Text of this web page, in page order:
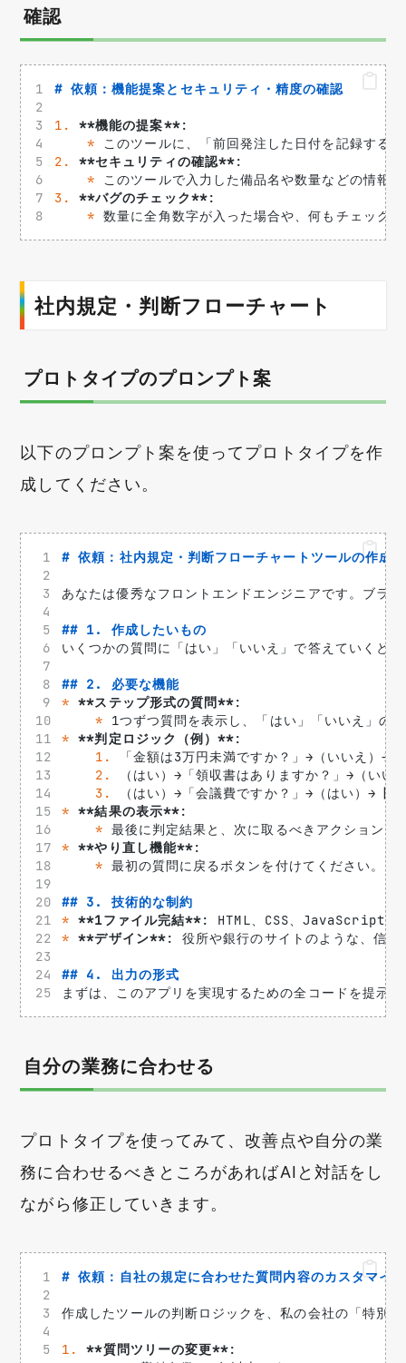
確認
# 依頼：機能提案とセキュリティ・精度の確認
1. **機能の提案**:
* このツールに、「前回発注した日付を記録する
2.
**セキュリティの確認**:
* このツールで入力した備品名や数量などの情報
3.
**バグのチェック**:
* 数量に全角数字が入った場合や、何もチェック
社内規定・判断フローチャート
プロトタイプのプロンプト案
以下のプロンプト案を使ってプロトタイプを作
成してください。
# 依頼：社内規定・判断フローチャートツールの作成
あなたは優秀なフロントエンドエンジニアです。ブラ
## 1. 作成したいもの
いくつかの質問に「はい」「いいえ」で答えていくと
## 2. 必要な機能
* **ステップ形式の質問**:
* 1つずつ質問を表示し、「はい」「いいえ」の
* **判定ロジック（例）**:
1.
「金額は3万円未満ですか？」→（いいえ）→
2.
（はい）→「領収書はありますか？」→（いい
3.
（はい）→「会議費ですか？」→（はい）→【
* **結果の表示**:
* 最後に判定結果と、次に取るべきアクション
* **やり直し機能**:
* 最初の質問に戻るボタンを付けてください。
## 3. 技術的な制約
* **1ファイル完結**: HTML、CSS、JavaScriptを
* **デザイン**: 役所や銀行のサイトのような、信頼
## 4. 出力の形式
まずは、このアプリを実現するための全コードを提示
自分の業務に合わせる
プロトタイプを使ってみて、改善点や自分の業
務に合わせるべきところがあればAIと対話をし
ながら修正していきます。
# 依頼：自社の規定に合わせた質問内容のカスタマイズ
作成したツールの判断ロジックを、私の会社の「特別
1. **質問ツリーの変更**: